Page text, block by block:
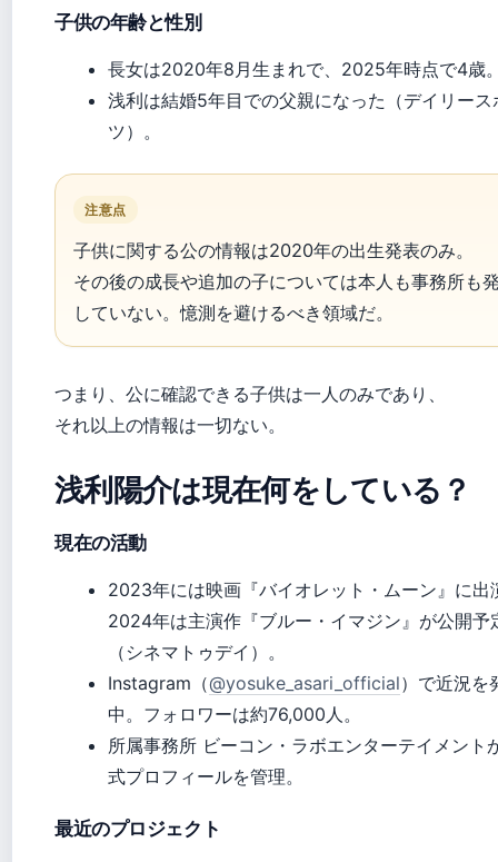
子供の年齢と性別
長女は2020年8月生まれで、2025年時点で4歳
浅利は結婚5年目での父親になった（デイリース
ツ）。
注意点
子供に関する公の情報は2020年の出生発表のみ。
その後の成長や追加の子については本人も事務所も
していない。憶測を避けるべき領域だ。
つまり、公に確認できる子供は一人のみであり、
それ以上の情報は一切ない。
浅利陽介は現在何をしている？
現在の活動
2023年には映画『バイオレット・ムーン』に出
2024年は主演作『ブルー・イマジン』が公開予
（シネマトゥデイ）。
Instagram（@yosuke_asari_official）で近況を
中。フォロワーは約76,000人。
所属事務所 ビーコン・ラボエンターテイメント
式プロフィールを管理。
最近のプロジェクト